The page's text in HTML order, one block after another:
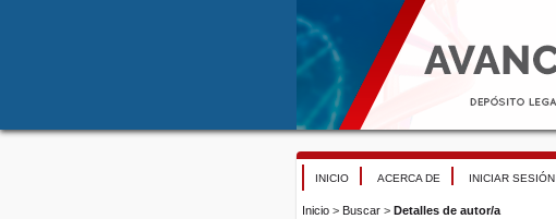
INICIO ACERCA DE INICIAR SESIÓN
Inicio > Buscar > Detalles de autor/a